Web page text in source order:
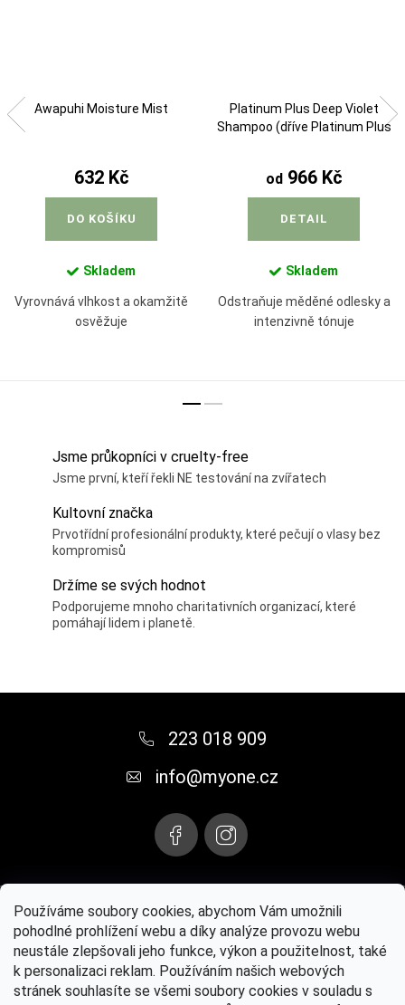
Používáme soubory cookies, abychom Vám umožnili
pohodlné prohlížení webu a díky analýze provozu webu
neustále zlepšovali jeho funkce, výkon a použitelnost, také
k personalizaci reklam. Používáním našich webových
stránek souhlasíte se všemi soubory cookies v souladu s
Awapuhi Moisture Mist
632 Kč
DO KOŠÍKU
Skladem
Vyrovnává vlhkost a okamžitě
osvěžuje
Platinum Plus Deep Violet
Shampoo (dříve Platinum Plus
od966 Kč
DETAIL
Skladem
Odstraňuje měděné odlesky a
intenzivně tónuje
Jsme průkopníci v cruelty-free
Jsme první, kteří řekli NE testování na zvířatech
Kultovní značka
Prvotřídní profesionální produkty, které pečují o vlasy bez
kompromisů
Držíme se svých hodnot
Podporujeme mnoho charitativních organizací, které
pomáhají lidem i planetě.
223 018 909
info@myone.cz
Instagram
Paul Mitchell® oficiální web MYONE s.r.o. Kontaktujte nás